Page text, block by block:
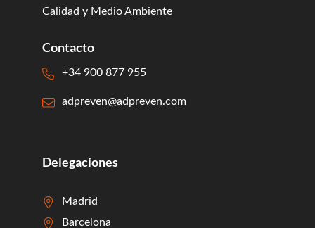
Calidad y Medio Ambiente
Contacto
+34 900 877 955
adpreven@adpreven.com
Delegaciones
Madrid
Barcelona